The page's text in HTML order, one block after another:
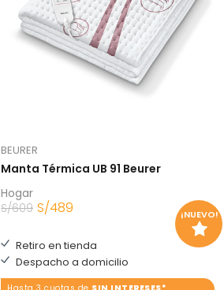
¡NUEVO!
BEURER
Manta Térmica UB 91 Beurer
Hogar
S/609 S/489
Retiro en tienda
Despacho a domicilio